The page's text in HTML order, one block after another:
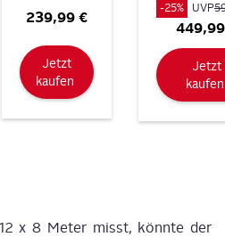
239,99 €
Jetzt
kaufen
Nachfolger
POWER
Kabel,
Boden,
Wasserlinie
-25% UVP
Jetzt
x 8 Meter misst, könn­te der